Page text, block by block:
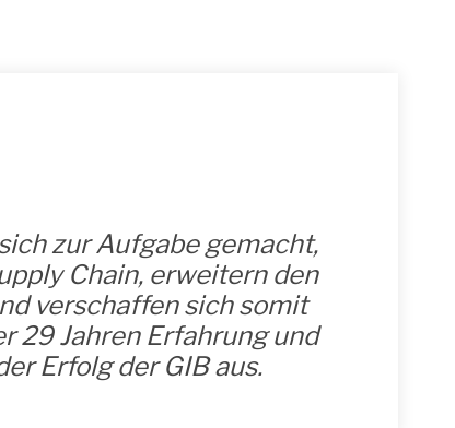
zur Aufgabe gemacht,
Chain, erweitern den
verschaffen sich somit
29 Jahren Erfahrung und
Erfolg der GIB aus.